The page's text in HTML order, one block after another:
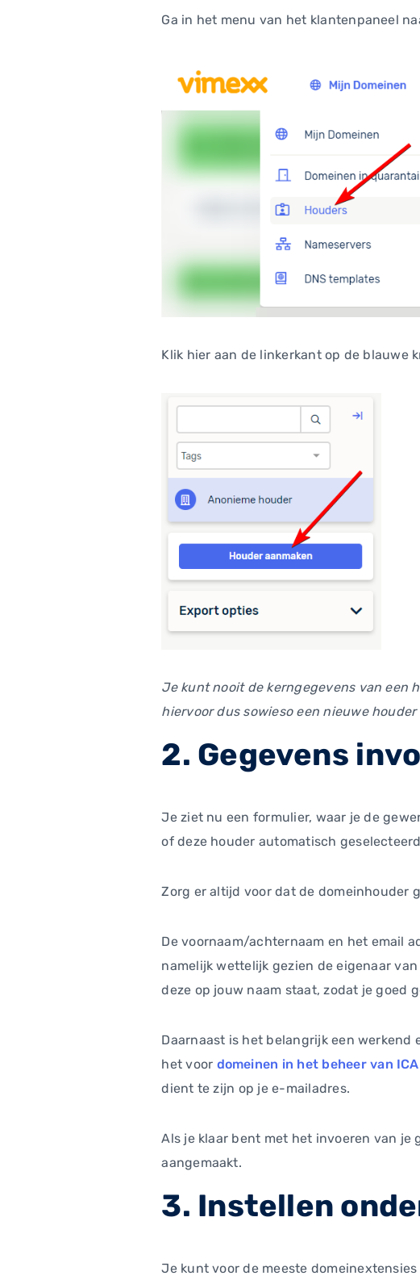
Ga in het menu van het klantenpaneel
Klik hier aan de linkerkant op de blauwe
Je kunt nooit de kerngegevens van een
hiervoor dus sowieso een nieuwe houder
2. Gegevens
Je ziet nu een formulier, waar je de
of deze houder automatisch
Zorg er altijd voor dat de domeinhouder
De voornaam/achternaam en het email
namelijk wettelijk gezien de eigenaar
deze op jouw naam staat, zodat je goed
Daarnaast is het belangrijk een
het voor domeinen in het beheer van
dient te zijn op je e-mailadres.
Als je klaar bent met het invoeren van je
aangemaakt.
3. Instellen
Je kunt voor de meeste